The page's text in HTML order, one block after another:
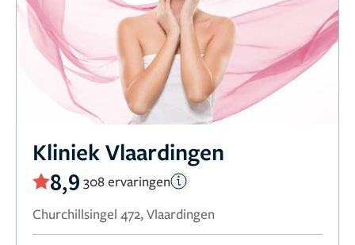
Kliniek Vlaardingen
8,9 308 ervaringen
Churchillsingel 472, Vlaardingen